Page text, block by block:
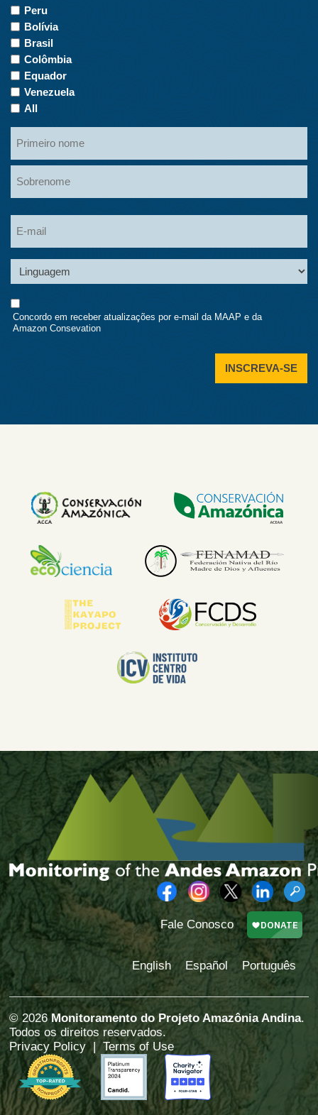
Países
de
interesse
Peru
Bolívia
Brasil
Colômbia
Equador
Venezuela
All
nome
Nome
Consent
Concordo em receber atualizações por e-mail da MAAP e da
Amazon Consevation
Fale Conosco
English Español Português
© 2026 Monitoramento do Projeto Amazônia Andina.
Todos os direitos reservados.
Privacy Policy |Terms of Use